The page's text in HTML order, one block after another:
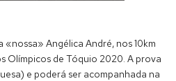
«nossa» Angélica André, nos 10km
Olímpicos de Tóquio 2020. A prova
e poderá ser acompanhada na